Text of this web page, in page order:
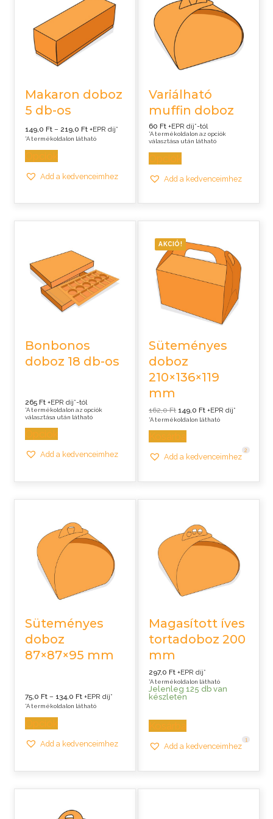
Makaron doboz
5 db-os
149,0Ft – 219,0FtÁrtartomány:
149,0 Ft
-
+EPR díj*
*A termékoldalon látható
Opciók
Add a kedvenceimhez
Variálható
muffin doboz
60 Ft+EPR díj*-tól
*A termékoldalon az opciók
választása után látható
Opciók
Add a kedvenceimhez
Bonbonos
doboz 18 db-os
265 Ft+EPR díj*-tól
*A termékoldalon az opciók
választása után látható
Opciók
Add a kedvenceimhez
AKCIÓ!
Süteményes
doboz
210×136×119
mm
162,0Ft Original
price
was:
162,0 Ft.
149,0FtCurrent
price
is:
+EPR díj*
*A termékoldalon látható
Kosárba
Add a kedvenceimhez
2
Süteményes
doboz
87×87×95 mm
75,0Ft – 134,0FtÁrtartomány:
75,0 Ft
-
+EPR díj*
*A termékoldalon látható
Opciók
Add a kedvenceimhez
Magasított íves
tortadoboz 200
mm
297,0Ft +EPR díj*
*A termékoldalon látható
Jelenleg 125 db van
készleten
Kosárba
Add a kedvenceimhez
1